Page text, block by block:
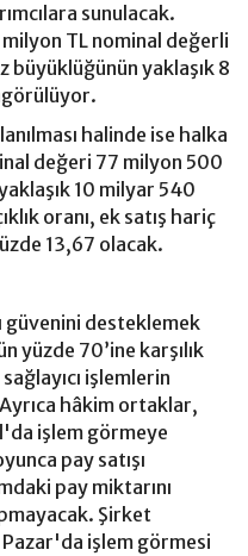
sunulacak.
TL nominal değerli
büyüklüğünün yaklaşık 8
halinde ise halka
değeri 77 milyon 500
10 milyar 540
oranı, ek satış hariç
13,67 olacak.
güvenini desteklemek
yüzde 70’ine karşılık
işlemlerin
hâkim ortaklar,
işlem görmeye
pay satışı
pay miktarını
Şirket
Pazar'da işlem görmesi